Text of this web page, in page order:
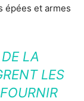
épées et armes
LA
LES